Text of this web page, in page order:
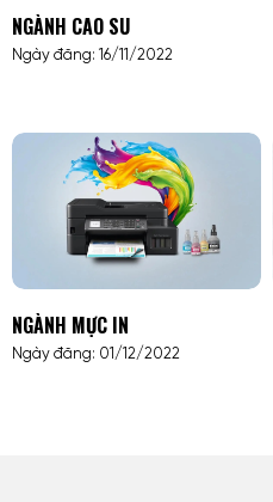
NGÀNH CAO SU
Ngày đăng: 16/11/2022
NGÀNH MỰC IN
Ngày đăng: 01/12/2022